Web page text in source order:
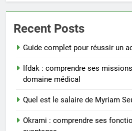
Recent Posts
Guide complet pour réussir un
Ifdak : comprendre ses
domaine médical
Quel est le salaire de Myriam
Okrami : comprendre ses